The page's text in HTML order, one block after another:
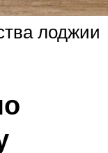
лоджии